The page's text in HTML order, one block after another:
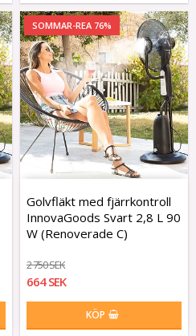
SOMMAR-REA 76%
Golvfläkt med fjärrkontroll
InnovaGoods Svart 2,8 L 90
W (Renoverade C)
2 750 SEK
664 SEK
KÖP